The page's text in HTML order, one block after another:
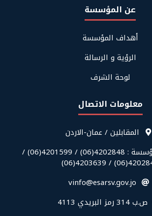
عن المؤسسة
أهداف المؤسسة
الرؤية و الرسالة
لوحة الشرف
معلومات الاتصال
المقابلين / عمان-الاردن
هاتف المؤسسة : 4202848(06) / 4201599(06) /
4202849(06) /
vinfo@esarsv.gov.jo
ص.ب 314 رمز البريدي 4113